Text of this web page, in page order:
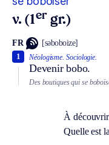
v. (1er gr.)
FR [səboboize]
Néologisme. Sociologie.
Devenir bobo.
1
Des boutiques qui se
À découvrir
Quelle est